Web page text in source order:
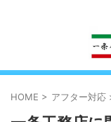
HOME > アフター対応